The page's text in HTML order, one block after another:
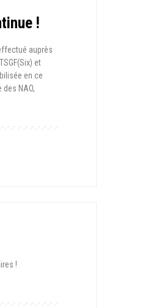
!
auprès
et
en ce
NAO,
!